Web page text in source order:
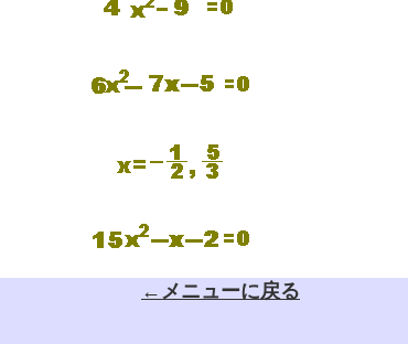
←メニューに戻る